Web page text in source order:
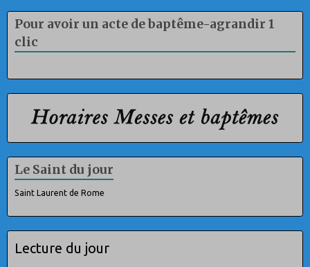
Pour avoir un acte de baptême-agrandir 1
clic
Le Saint du jour
Saint Laurent de Rome
Lecture du jour